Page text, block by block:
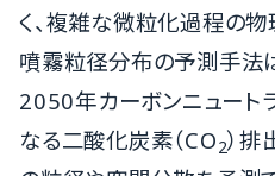
く、複雑な微粒化過程の
噴霧粒径分布の予測手法
2050年カーボンニュート
なる二酸化炭素（CO2）排